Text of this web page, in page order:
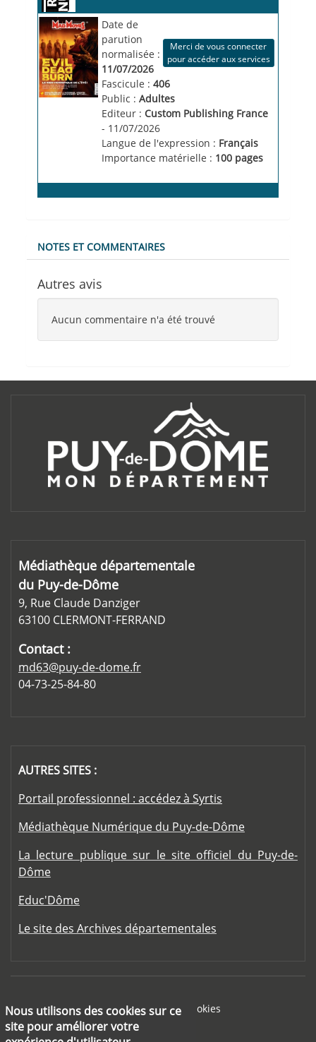
Nous utilisons des cookies sur ce
site pour améliorer votre
Merci de vous connecter
pour accéder aux services
Date de
parution
normalisée :
11/07/2026
Fascicule : 406
Public : Adultes
Editeur : Custom Publishing France
- 11/07/2026
Langue de l'expression : Français
Importance matérielle : 100 pages
NOTES ET COMMENTAIRES
Autres avis
Aucun commentaire n'a été trouvé
Médiathèque départementale
du Puy-de-Dôme
9, Rue Claude Danziger
63100 CLERMONT-FERRAND
Contact :
md63@puy-de-dome.fr
04-73-25-84-80
AUTRES SITES :
Portail professionnel : accédez à Syrtis
Médiathèque Numérique du Puy-de-Dôme
La lecture publique sur le site officiel du Puy-de-
Dôme
Educ'Dôme
Le site des Archives départementales
Footer menu
Mentions légales
Cookies
Aide